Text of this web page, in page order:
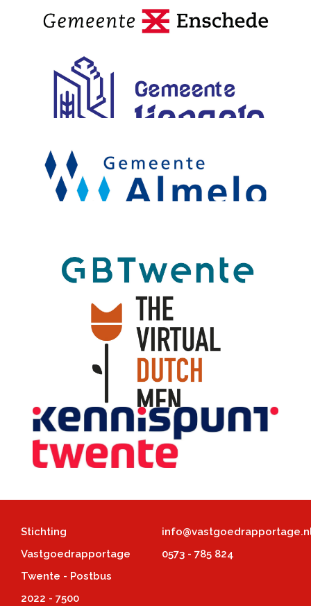
Stichting
Vastgoedrapportage
Twente - Postbus
2022 - 7500
0573 - 785 824